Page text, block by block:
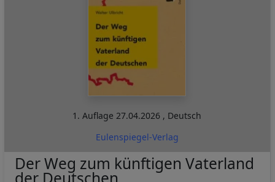
1. Auflage27.04.2026 , Deutsch
Eulenspiegel-Verlag
Der Weg zum künftigen Vaterland